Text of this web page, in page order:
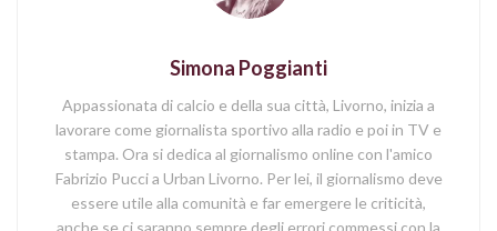
Simona Poggianti
Appassionata di calcio e della sua città, Livorno, inizia a
lavorare come giornalista sportivo alla radio e poi in TV e
stampa. Ora si dedica al giornalismo online con l'amico
Fabrizio Pucci a Urban Livorno. Per lei, il giornalismo deve
essere utile alla comunità e far emergere le criticità,
anche se ci saranno sempre degli errori commessi con la